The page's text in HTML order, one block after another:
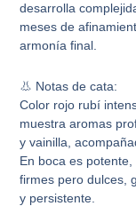
desarrolla
meses de
armonía final.
👃 Notas de cata:
Color rojo rubí
muestra aromas
y vainilla,
En boca es
firmes pero dulces,
y persistente.